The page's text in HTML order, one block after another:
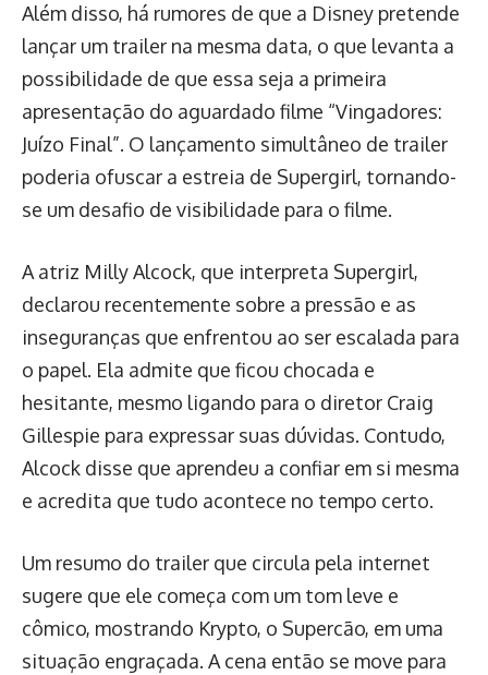
Além disso, há rumores de que a Disney pretende
lançar um trailer na mesma data, o que levanta a
possibilidade de que essa seja a primeira
apresentação do aguardado filme “Vingadores:
Juízo Final”. O lançamento simultâneo de trailer
poderia ofuscar a estreia de Supergirl, tornando-
se um desafio de visibilidade para o filme.
A atriz Milly Alcock, que interpreta Supergirl,
declarou recentemente sobre a pressão e as
inseguranças que enfrentou ao ser escalada para
o papel. Ela admite que ficou chocada e
hesitante, mesmo ligando para o diretor Craig
Gillespie para expressar suas dúvidas. Contudo,
Alcock disse que aprendeu a confiar em si mesma
e acredita que tudo acontece no tempo certo.
Um resumo do trailer que circula pela internet
sugere que ele começa com um tom leve e
cômico, mostrando Krypto, o Supercão, em uma
situação engraçada. A cena então se move para